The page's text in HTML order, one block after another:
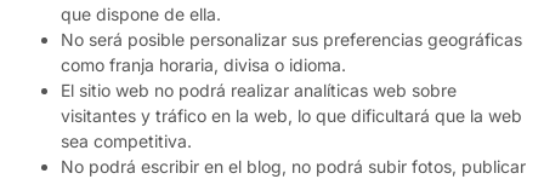
que dispone de ella.
No será posible personalizar sus preferencias geográficas
como franja horaria, divisa o idioma.
El sitio web no podrá realizar analíticas web sobre
visitantes y tráfico en la web, lo que dificultará que la web
sea competitiva.
No podrá escribir en el blog, no podrá subir fotos, publicar